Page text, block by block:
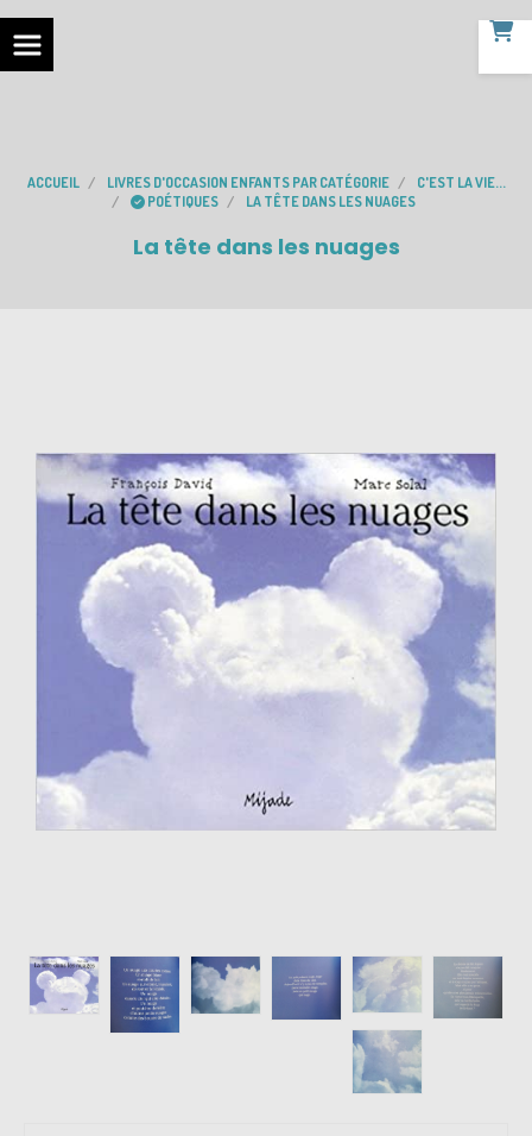
ACCUEIL LIVRES D'OCCASION ENFANTS PAR CATÉGORIE
C'EST LA VIE...
POÉTIQUES
LA TÊTE DANS LES NUAGES
La tête dans les nuages